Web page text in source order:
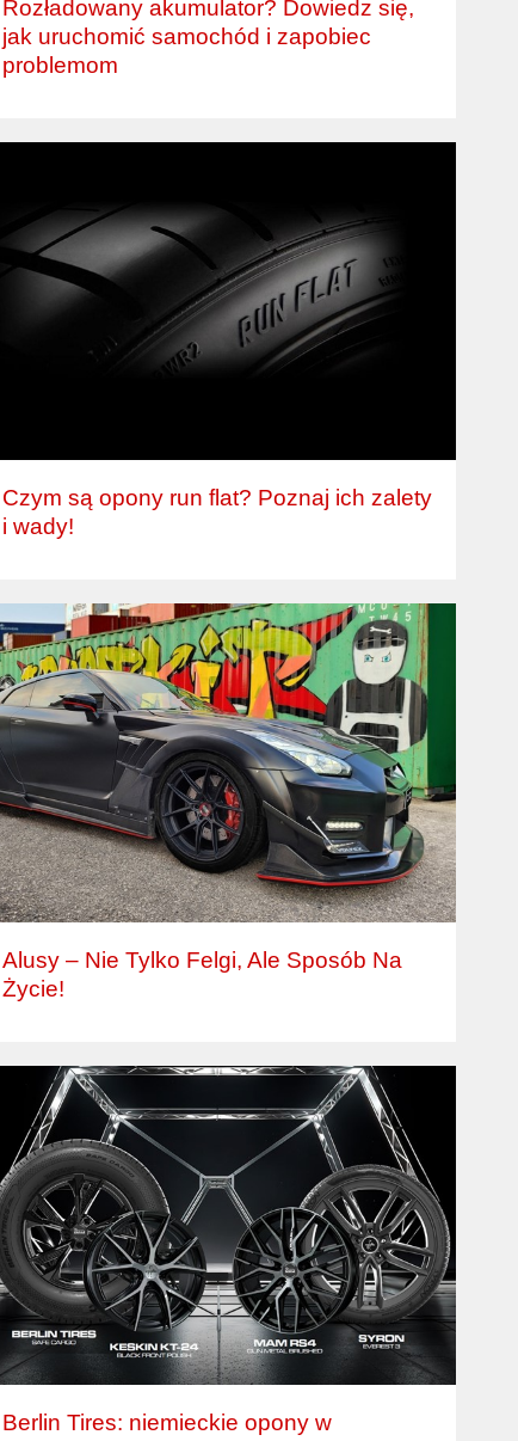
Rozładowany akumulator? Dowiedz się,
jak uruchomić samochód i zapobiec
problemom
Czym są opony run flat? Poznaj ich zalety
i wady!
Alusy – Nie Tylko Felgi, Ale Sposób Na
Życie!
Berlin Tires: niemieckie opony w